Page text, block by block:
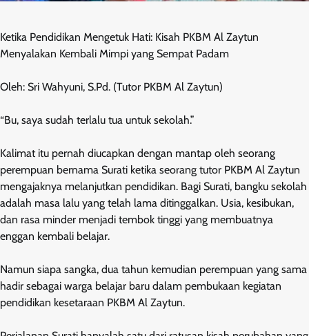
Ketika Pendidikan Mengetuk Hati: Kisah PKBM Al Zaytun
Menyalakan Kembali Mimpi yang Sempat Padam
Oleh: Sri Wahyuni, S.Pd. (Tutor PKBM Al Zaytun)
“Bu, saya sudah terlalu tua untuk sekolah.”
Kalimat itu pernah diucapkan dengan mantap oleh seorang
perempuan bernama Surati ketika seorang tutor PKBM Al Zaytun
mengajaknya melanjutkan pendidikan. Bagi Surati, bangku sekolah
adalah masa lalu yang telah lama ditinggalkan. Usia, kesibukan,
dan rasa minder menjadi tembok tinggi yang membuatnya
enggan kembali belajar.
Namun siapa sangka, dua tahun kemudian perempuan yang sama
hadir sebagai warga belajar baru dalam pembukaan kegiatan
pendidikan kesetaraan PKBM Al Zaytun.